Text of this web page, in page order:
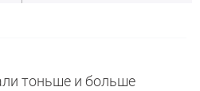
тоньше и больше